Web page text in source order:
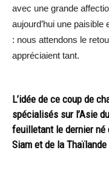
avec une grande
aujourd’hui une
: nous attendons le
appréciaient tant.
L’idée de ce coup de
spécialisés sur l’Asie
feuilletant le dernier né
Siam et de la Thaïlande